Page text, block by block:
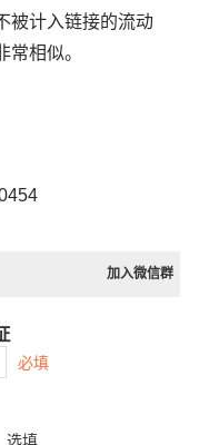
被计入链接的流动
相似。
加入微信群
必填
选填